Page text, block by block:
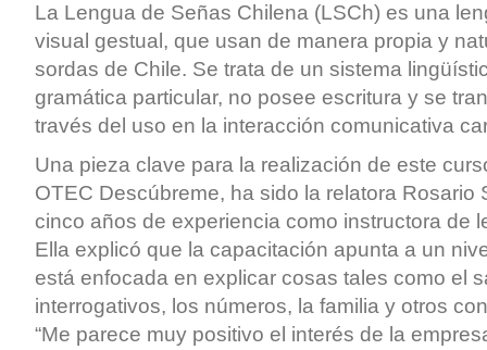
La Lengua de Señas Chilena (LSCh) es una
visual gestual, que usan de manera propia y
sordas de Chile. Se trata de un sistema
gramática particular, no posee escritura y se
través del uso en la interacción comunicativa
Una pieza clave para la realización de este
OTEC Descúbreme, ha sido la relatora Rosario
cinco años de experiencia como instructora de
Ella explicó que la capacitación apunta a un
está enfocada en explicar cosas tales como el
interrogativos, los números, la familia y otros
“Me parece muy positivo el interés de la